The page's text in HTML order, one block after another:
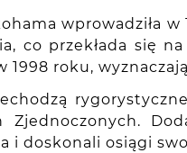
wprowadziła
co przekłada się
1998 roku,
Zjednoczonych.
i doskonali osiągi